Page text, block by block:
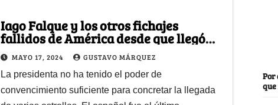
Iago Falque y los otros fichajes
fallidos de América desde que llegó
Marcela Gómez
MAYO 17, 2024 GUSTAVO MÁRQUEZ
La presidenta no ha tenido el poder de
convencimiento suficiente para concretar la llegada
Por